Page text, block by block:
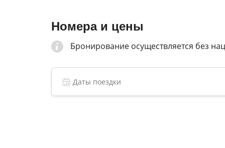
насладиться красотой природы, а также
Номера и цены
Бронирование осуществляется без